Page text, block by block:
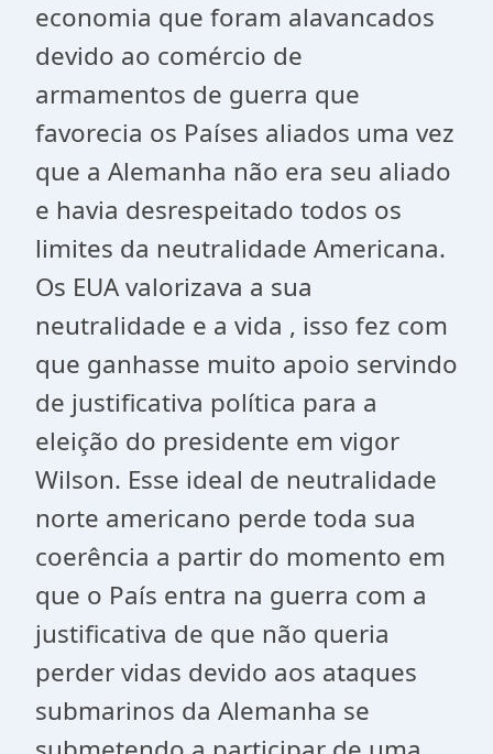
economia que foram alavancados
devido ao comércio de
armamentos de guerra que
favorecia os Países aliados uma vez
que a Alemanha não era seu aliado
e havia desrespeitado todos os
limites da neutralidade Americana.
Os EUA valorizava a sua
neutralidade e a vida , isso fez com
que ganhasse muito apoio servindo
de justificativa política para a
eleição do presidente em vigor
Wilson. Esse ideal de neutralidade
norte americano perde toda sua
coerência a partir do momento em
que o País entra na guerra com a
justificativa de que não queria
perder vidas devido aos ataques
submarinos da Alemanha se